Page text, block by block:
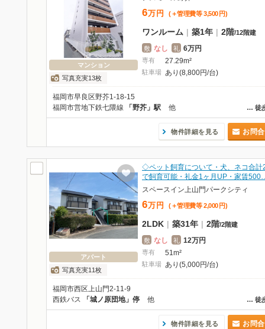
マンション
写真充実13枚
6万 円 (＋管理費等 3,500 円)
ワンルーム | 築1年 | 2階/12階建
敷 なし 礼 6万円
専有 27.29m²
駐車場 あり(8,800円/台)
福岡市早良区野芥1-18-15
… 徒
福岡市営地下鉄七隈線 「野芥」駅 他
物件詳細を見る お問
アパート
写真充実11枚
◇ペット飼育について・犬、ネコ合計
で飼育可能・礼金1ヶ月UP・家賃
スペースイン上山門パークシティ
6万 円 (＋管理費等 2,000 円)
2LDK | 築31年 | 2階/2階建
敷 なし 礼 12万円
専有 51m²
駐車場 あり(5,000円/台)
福岡市西区上山門2-11-9
… 徒
西鉄バス 「城ノ原団地」停 他
物件詳細を見る お問